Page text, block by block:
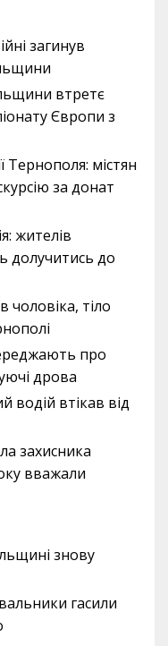
загинув
втретє
Європи з
Тернополя: містян
за донат
жителів
долучитись до
чоловіка, тіло
про
дрова
водій втікав від
захисника
вважали
знову
гасили